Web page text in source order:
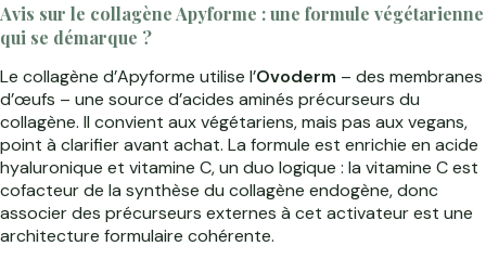
Avis sur le collagène Apyforme : une formule végétarienne
qui se démarque ?
Le collagène d’Apyforme utilise l’Ovoderm – des membranes
d’œufs – une source d’acides aminés précurseurs du
collagène. Il convient aux végétariens, mais pas aux vegans,
point à clarifier avant achat. La formule est enrichie en acide
hyaluronique et vitamine C, un duo logique : la vitamine C est
cofacteur de la synthèse du collagène endogène, donc
associer des précurseurs externes à cet activateur est une
architecture formulaire cohérente.